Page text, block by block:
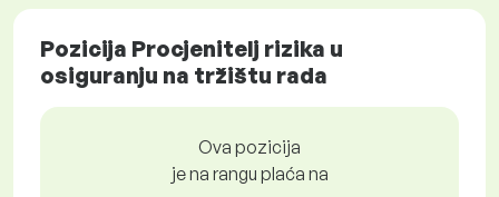
Pozicija Procjenitelj rizika u
osiguranju na tržištu rada
Ova pozicija
je na rangu plaća na